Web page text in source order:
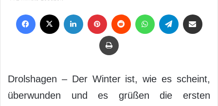
Drucken
Drolshagen – Der Winter ist, wie es scheint,
überwunden und es grüßen die ersten